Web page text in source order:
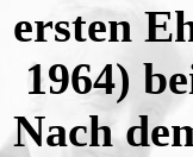
ersten
1964)
Nach